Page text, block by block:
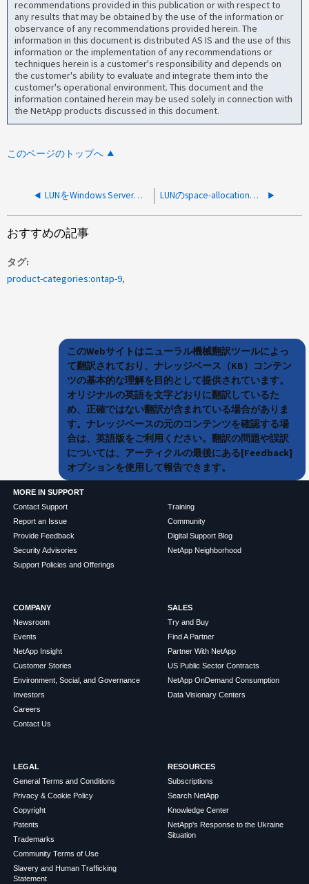
recommendations provided in this publication or with respect to
any results that may be obtained by the use of the information or
observance of any recommendations provided herein. The
information in this document is distributed AS IS and the use of this
information or the implementation of any recommendations or
techniques herein is a customer's responsibility and depends on
the customer's ability to evaluate and integrate them into the
customer's operational environment. This document and the
information contained herein may be used solely in connection with
the NetApp products discussed in this document.
このページのトップへ
LUNをWindows Serverに接続すると「partially connected」警告ステータスが表示される LUNのspace-allocationを有効にしてもスペースが再生されない
おすすめの記事
タグ
product-categories:ontap-9
このWebサイトはニューラル機械翻訳ツールによっ
て翻訳されており、ナレッジベース（KB）コンテン
ツの基本的な理解を目的として提供されています。
オリジナルの英語を文字どおりに翻訳しているた
め、正確ではない翻訳が含まれている場合がありま
す。ナレッジベースの元のコンテンツを確認する場
合は、英語版をご利用ください。翻訳の問題や誤訳
については、アーティクルの最後にある[Feedback]
オプションを使用して報告できます。
MORE IN SUPPORT
Contact Support
Report an Issue
Provide Feedback
Security Advisories
Support Policies and Offerings
Training
Community
Digital Support Blog
NetApp Neighborhood
COMPANY
Newsroom
Events
NetApp Insight
Customer Stories
Environment, Social, and Governance
Investors
Careers
Contact Us
SALES
Try and Buy
Find A Partner
Partner With NetApp
US Public Sector Contracts
NetApp OnDemand Consumption
Data Visionary Centers
LEGAL
General Terms and Conditions
Privacy & Cookie Policy
Copyright
Patents
Trademarks
Community Terms of Use
Slavery and Human Trafficking
Statement
RESOURCES
Subscriptions
Search NetApp
Knowledge Center
NetApp's Response to the Ukraine
Situation